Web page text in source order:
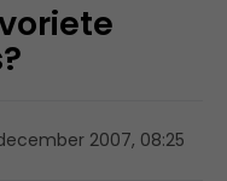
2007, 08:25